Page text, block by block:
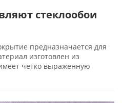
стеклообои
предназначается для
изготовлен из
четко выраженную